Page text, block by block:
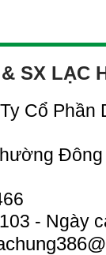
SX LẠC
Cổ Phần
- Ngày